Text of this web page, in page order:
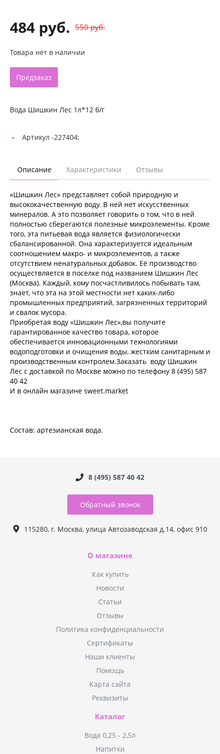
484 руб. 550 руб.
Товара нет в наличии
Предзаказ
Вода Шишкин Лес 1л*12 б/г
Артикул -227404;
Описание Характеристики Отзывы
«Шишкин Лес» представляет собой природную и
высококачественную воду. В ней нет искусственных
минералов. А это позволяет говорить о том, что в ней
полностью сберегаются полезные микроэлементы. Кроме
того, эта питьевая вода является физиологически
сбалансированной. Она характеризуется идеальным
соотношением макро- и микроэлементов, а также
отсутствием ненатуральных добавок. Её производство
осуществляется в поселке под названием Шишкин Лес
(Москва). Каждый, кому посчастливилось побывать там,
знает, что эта на этой местности нет каких-либо
промышленных предприятий, загрязненных территорий
и свалок мусора.
Приобретая воду «Шишкин Лес»,вы получите
гарантированное качество товара, которое
обеспечивается инновационными технологиями
водоподготовки и очищения воды, жестким санитарным и
производственным контролем.Заказать воду Шишкин
Лес с доставкой по Москве можно по телефону 8 (495) 587
40 42
И в онлайн магазине sweet.market
Состав: артезианская вода.
8 (495) 587 40 42
Обратный звонок
115280, г. Москва, улица Автозаводская д.14, офис 910
О магазине
Как купить
Новости
Статьи
Отзывы
Политика конфиденциальности
Сертификаты
Наши клиенты
Помощь
Карта сайта
Реквизиты
Каталог
Вода 0,25 - 2,5л
Напитки